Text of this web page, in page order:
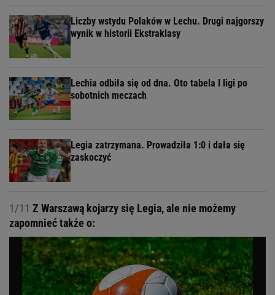
Liczby wstydu Polaków w Lechu. Drugi najgorszy
wynik w historii Ekstraklasy
Lechia odbiła się od dna. Oto tabela I ligi po
sobotnich meczach
Legia zatrzymana. Prowadziła 1:0 i dała się
zaskoczyć
1/11 Z Warszawą kojarzy się Legia, ale nie możemy
zapomnieć także o: